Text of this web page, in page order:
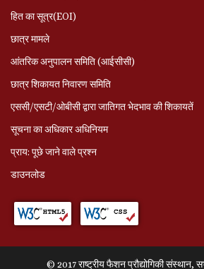
हित का सूत्र(EOI)
छात्र मामले
आंतरिक अनुपालन समिति (आईसीसी)
छात्र शिकायत निवारण समिति
एससी/एसटी/ओबीसी द्वारा जातिगत भेदभाव की शिकायतें
सूचना का अधिकार अधिनियम
प्राय: पूछे जाने वाले प्रश्‍न
डाउनलोड
© 2017 राष्ट्रीय फैशन प्रौद्योगिकी संस्थान,